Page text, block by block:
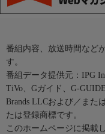
番組内容、放送時間など
す。
番組データ提供元：IPG
TiVo、Gガイド、G-
Brands LLCおよび／また
たは登録商標です。
このホームページに掲載